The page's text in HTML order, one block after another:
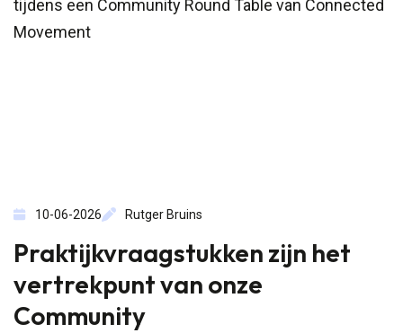
10-06-2026 Rutger Bruins
Praktijkvraagstukken zijn het
vertrekpunt van onze
Community